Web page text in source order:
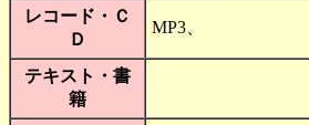
レコード・Ｃ
Ｄ
MP3、
テキスト・書
籍